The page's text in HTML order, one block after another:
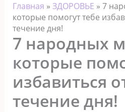
Главная » ЗДОРОВЬЕ » 7
которые помогут тебе
течение дня!
7 народных
которые
избавиться
течение дня!